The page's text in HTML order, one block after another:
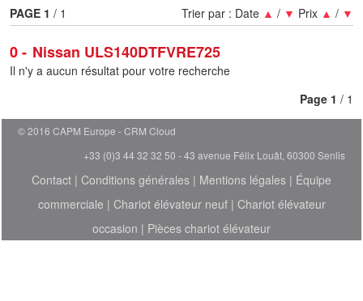
0 Nissan ULS140DTFVRE725
Trier par : Date ▲ / ▼ Prix ▲ / ▼
PAGE 1 / 1
Il n'y a aucun résultat pour votre recherche
Page 1 / 1
© 2016 CAPM Europe
CRM Cloud
+33 (0)3 44 32 32 50 - 43 avenue Félix Louât, 60300 Senlis
Contact | Conditions générales | Mentions légales | Équipe
commerciale | Chariot élévateur neuf| Chariot élévateur
occasion | Pièces chariot élévateur